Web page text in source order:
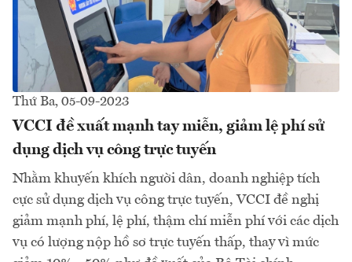
Thứ Ba, 05-09-2023
VCCI đề xuất mạnh tay miễn, giảm lệ phí sử
dụng dịch vụ công trực tuyến
Nhằm khuyến khích người dân, doanh nghiệp tích
cực sử dụng dịch vụ công trực tuyến, VCCI đề nghị
giảm mạnh phí, lệ phí, thậm chí miễn phí với các dịch
vụ có lượng nộp hồ sơ trực tuyến thấp, thay vì mức